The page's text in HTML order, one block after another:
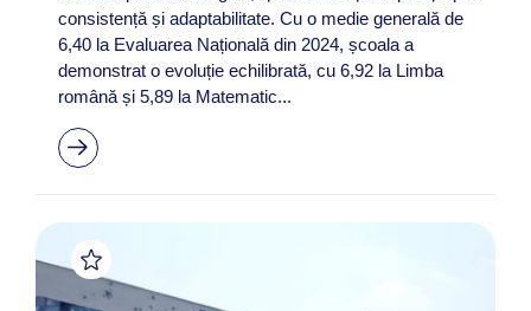
consistență și adaptabilitate. Cu o medie generală de
6,40 la Evaluarea Națională din 2024, școala a
demonstrat o evoluție echilibrată, cu 6,92 la Limba
română și 5,89 la Matematic...